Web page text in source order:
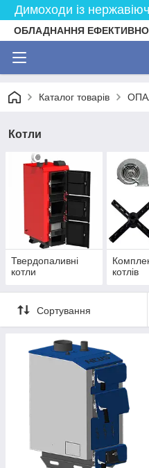
Димоходи із
ОБЛАДНАННЯ
Каталог товарів
Котли
Твердопаливні
котли
котлів
Сортування